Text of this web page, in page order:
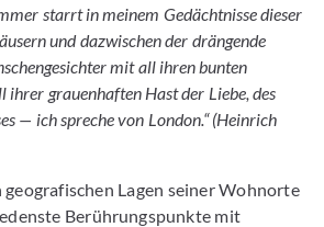
starrt in meinem Gedächtnisse dieser
und dazwischen der drängende
mit all ihren bunten
ihrer grauenhaften Hast der Liebe, des
— ich spreche von London.“(Heinrich
geografischen Lagen seiner Wohnorte
Berührungspunkte mit